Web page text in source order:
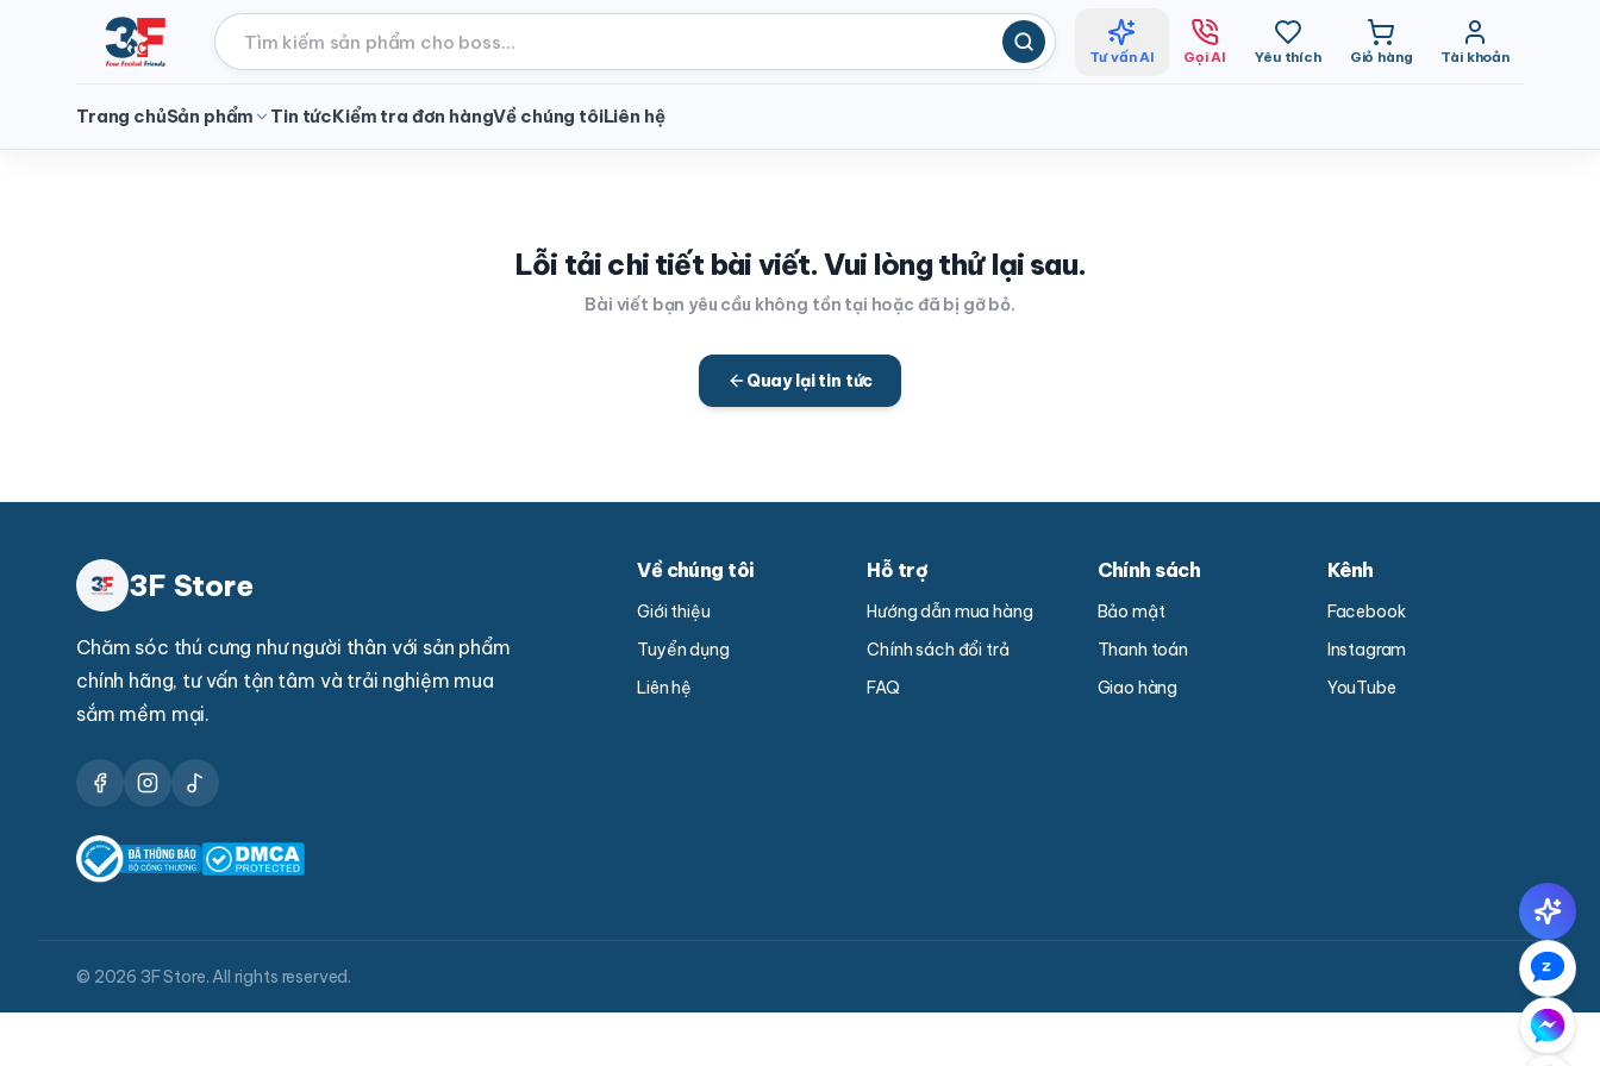
Tư vấn AI Gọi AI Yêu thích Giỏ hàng Tài khoản
Trang chủSản phẩm Tin tứcKiểm tra đơn hàngVề chúng tôiLiên hệ
Lỗi tải chi tiết bài viết. Vui lòng thử lại sau.
Bài viết bạn yêu cầu không tồn tại hoặc đã bị gỡ bỏ.
Quay lại tin tức
3F Store
Chăm sóc thú cưng như người thân với sản phẩm
chính hãng, tư vấn tận tâm và trải nghiệm mua
sắm mềm mại.
Về chúng tôi
Giới thiệu
Tuyển dụng
Liên hệ
Hỗ trợ
Hướng dẫn mua hàng
Chính sách đổi trả
FAQ
Chính sách
Bảo mật
Thanh toán
Giao hàng
Kênh
Facebook
Instagram
YouTube
© 2026 3F Store. All rights reserved.